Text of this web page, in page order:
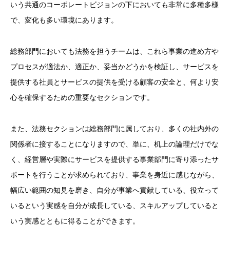
いう共通のコーポレートビジョンの下においても非常に多種多様
で、変化も多い環境にあります。
総務部門においても法務を担うチームは、これら事業の進め方や
プロセスが適法か、適正か、妥当かどうかを検証し、サービスを
提供する社員とサービスの提供を受ける顧客の安全と、何より安
心を確保するための重要なセクションです。
また、法務セクションは総務部門に属しており、多くの社内外の
関係者に接することになりますので、単に、机上の論理だけでな
く、経営層や実際にサービスを提供する事業部門に寄り添ったサ
ポートを行うことが求められており、事業を身近に感じながら、
幅広い範囲の知見を磨き、自分が事業へ貢献している、役立って
いるという実感を自分が成長している、スキルアップしていると
いう実感とともに得ることができます。